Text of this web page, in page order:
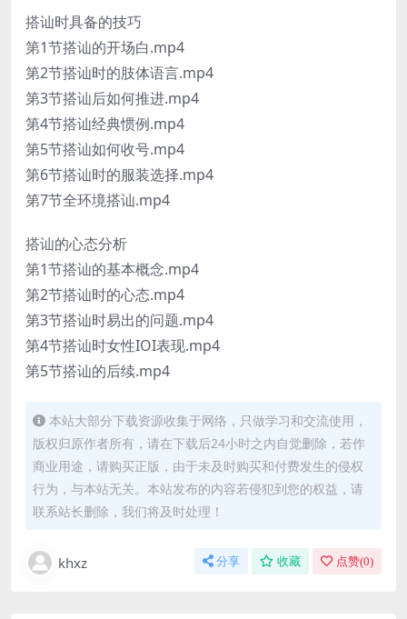
搭讪时具备的技巧
第1节搭讪的开场白.mp4
第2节搭讪时的肢体语言.mp4
第3节搭讪后如何推进.mp4
第4节搭讪经典惯例.mp4
第5节搭讪如何收号.mp4
第6节搭讪时的服装选择.mp4
第7节全环境搭讪.mp4
搭讪的心态分析
第1节搭讪的基本概念.mp4
第2节搭讪时的心态.mp4
第3节搭讪时易出的问题.mp4
第4节搭讪时女性IOI表现.mp4
第5节搭讪的后续.mp4
本站大部分下载资源收集于网络，只做学习和交流使用，
版权归原作者所有，请在下载后24小时之内自觉删除，若作
商业用途，请购买正版，由于未及时购买和付费发生的侵权
行为，与本站无关。本站发布的内容若侵犯到您的权益，请
联系站长删除，我们将及时处理！
khxz 分享 收藏 点赞(0)